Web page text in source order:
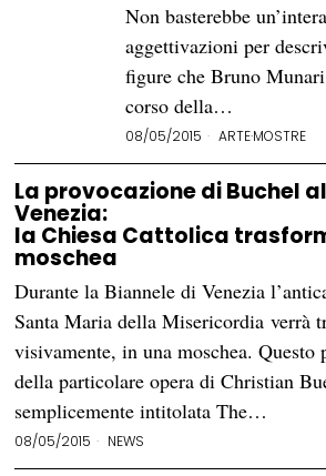
Non basterebbe
aggettivazioni per
figure che Bruno
corso della…
08/05/2015 ARTE·MOSTRE
La provocazione di Buchel
Venezia:
la Chiesa Cattolica
moschea
Durante la Biannele di Venezia
Santa Maria della Misericordia verrà
visivamente, in una moschea. Questo
della particolare opera di Christian
semplicemente intitolata The…
08/05/2015 NEWS